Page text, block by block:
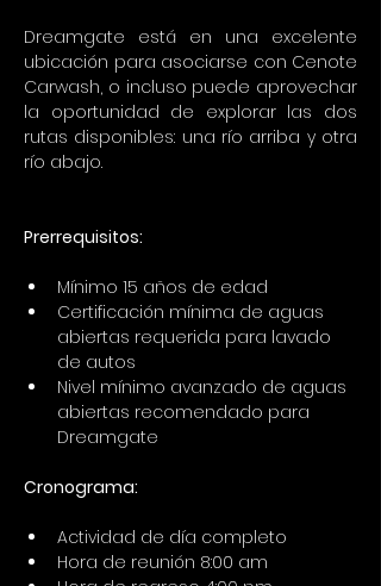
Dreamgate está en una excelente
ubicación para asociarse con Cenote
Carwash, o incluso puede aprovechar
la oportunidad de explorar las dos
rutas disponibles: una río arriba y otra
río abajo.
Prerrequisitos:
Mínimo 15 años de edad
Certificación mínima de aguas
abiertas requerida para lavado
de autos
Nivel mínimo avanzado de aguas
abiertas recomendado para
Dreamgate
Cronograma:
Actividad de día completo
Hora de reunión 8:00 am